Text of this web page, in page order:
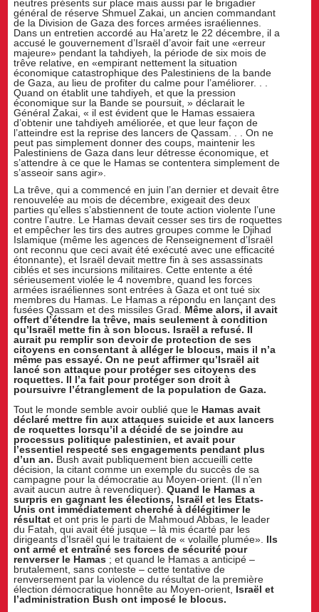
neutres présents sur place mais aussi par le brigadier
général de réserve Shmuel Zakai, un ancien commandant
de la Division de Gaza des forces armées israéliennes.
Dans un entretien accordé au Ha’aretz le 22 décembre, il a
accusé le gouvernement d’Israël d’avoir fait une «erreur
majeure» pendant la tahdiyeh, la période de six mois de
trêve relative, en «empirant nettement la situation
économique catastrophique des Palestiniens de la bande
de Gaza, au lieu de profiter du calme pour l’améliorer. . .
Quand on établit une tahdiyeh, et que la pression
économique sur la Bande se poursuit, » déclarait le
Général Zakai, « il est évident que le Hamas essaiera
d’obtenir une tahdiyeh améliorée, et que leur façon de
l’atteindre est la reprise des lancers de Qassam. . . On ne
peut pas simplement donner des coups, maintenir les
Palestiniens de Gaza dans leur détresse économique, et
s’attendre à ce que le Hamas se contentera simplement de
s’asseoir sans agir».
La trêve, qui a commencé en juin l’an dernier et devait être
renouvelée au mois de décembre, exigeait des deux
parties qu’elles s’abstiennent de toute action violente l’une
contre l’autre. Le Hamas devait cesser ses tirs de roquettes
et empêcher les tirs des autres groupes comme le Djihad
Islamique (même les agences de Renseignement d’Israël
ont reconnu que ceci avait été exécuté avec une efficacité
étonnante), et Israël devait mettre fin à ses assassinats
ciblés et ses incursions militaires. Cette entente a été
sérieusement violée le 4 novembre, quand les forces
armées israéliennes sont entrées à Gaza et ont tué six
membres du Hamas. Le Hamas a répondu en lançant des
fusées Qassam et des missiles Grad. Même alors, il avait
offert d’étendre la trêve, mais seulement à condition
qu’Israël mette fin à son blocus. Israël a refusé. Il
aurait pu remplir son devoir de protection de ses
citoyens en consentant à alléger le blocus, mais il n’a
même pas essayé. On ne peut affirmer qu’Israël ait
lancé son attaque pour protéger ses citoyens des
roquettes. Il l’a fait pour protéger son droit à
poursuivre l’étranglement de la population de Gaza.
Tout le monde semble avoir oublié que le Hamas avait
déclaré mettre fin aux attaques suicide et aux lancers
de roquettes lorsqu’il a décidé de se joindre au
processus politique palestinien, et avait pour
l’essentiel respecté ses engagements pendant plus
d’un an. Bush avait publiquement bien accueilli cette
décision, la citant comme un exemple du succès de sa
campagne pour la démocratie au Moyen-orient. (Il n’en
avait aucun autre à revendiquer).Quand le Hamas a
surpris en gagnant les élections, Israël et les Etats-
Unis ont immédiatement cherché à délégitimer le
résultat et ont pris le parti de Mahmoud Abbas, le leader
du Fatah, qui avait été jusque – là mis écarté par les
dirigeants d’Israël qui le traitaient de « volaille plumée». Ils
ont armé et entraîné ses forces de sécurité pour
renverser le Hamas ; et quand le Hamas a anticipé –
brutalement, sans conteste – cette tentative de
renversement par la violence du résultat de la première
élection démocratique honnête au Moyen-orient, Israël et
l’administration Bush ont imposé le blocus.